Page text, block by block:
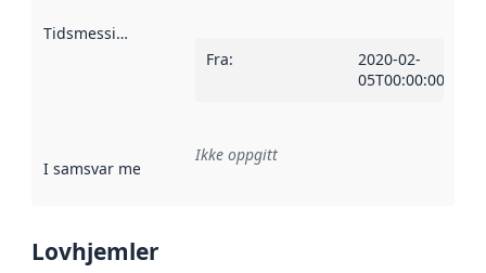
Tidsmessig avgrensning
Fra:
2020-02-
05T00:00:00Z
I samsvar med Referanse til en implementasjonsregel
Ikke oppgitt
Lovhjemler